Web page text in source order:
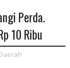
Perda.
10 Ribu